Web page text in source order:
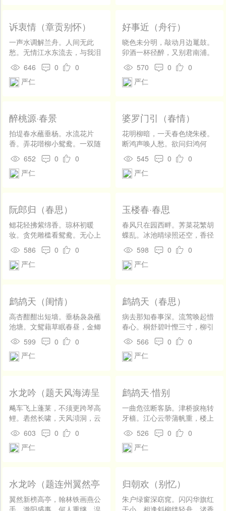
录
诉衷情（章贡别怀）
一声水调解兰舟。人间无此
愁。无情江水东流去，与我泪
争流。 人已远，更回头。苦凝
眸。断魂何处，梅花岸曲，小
小红楼。
646 0
0
严仁
好事近（舟行）
晓色未分明，敲动月边鼍鼓。
卯酒一杯径醉，又别君南浦。
春江如席照晴空，大舶夹双
橹。肠断斜阳渡口，正落红如
雨。
570 0
0
严仁
醉桃源·春景
拍堤春水蘸垂杨。水流花片
香。弄花喈柳小鸳鸯。一双随
一双。 帘半卷，露新妆。春衫
是柳黄。倚阑看处背斜阳。风
流暗断肠。
652 0
0
严仁
婆罗门引（春情）
花明柳暗，一天春色绕朱楼。
断鸿声唤人愁。欲问归鸿何
处，身世自悠悠。正东风留
滞，楚尾吴头。追思旧游。叹
双鬓、飒惊秋。可惜等间孤
蓬岛瀛洲。
545 0
0
严仁
阮郎归（春思）
鳃花轻拂紫绵香。琼杯初暖
妆。贪凭雕槛看鸳鸯。无心上
绣床。 风絮乱。恣轻狂。恼人
依旧忙。梦随残雨下高唐。悠
悠春梦长。
586 0
0
严仁
玉楼春·春思
春风只在园西畔。荠菜花繁胡
蝶乱。冰池晴绿照还空，香径
落红吹已断。 意长翻恨游丝
短。尽日相思罗带缓。宝奁明
月不欺人，明日归来君试看。
598 0
0
严仁
鹧鸪天（闺情）
高杏酣酣出短墙。垂杨袅袅蘸
池塘。文鸳藉草眠春昼，金鲫
吹波弄夕阳。 间倚镜，理明
妆。自翻银叶炷衙香。鸣鞭已
过青楼曲，不是刘郎定阮郎。
599 0
0
严仁
鹧鸪天（春思）
病去那知春事深。流莺唤起惜
春心。桐舒碧叶慳三寸，柳引
金丝可一寻。 怜绣阁，对云
岑。苦无多力懒登临。翠罗衫
底寒犹在，弱骨难支瘦不禁。
566 0
0
严仁
水龙吟（题天风海涛呈
潘料院）
飚车飞上蓬莱，不须更跨琴高
鲤。砉然长啸，天风澒洞，云
涛无际。我欲乘桴，从兹浮
海，约任公子。办虹竿千丈，
犗钩五十亲点对连鳌饵。 谁榜
人间世。更忆东山，哀筝一
曲，洒沾襟泪。到而今，幸有
高亭遗爱，寓甘棠意。
603 0
0
严仁
鹧鸪天·惜别
一曲危弦断客肠。津桥捩柂转
牙樯。江心云带蒲帆重，楼上
风吹粉泪香。 瑶草碧，柳芽
黄。载将离恨过潇湘。请君看
取东流水，方识人间别意长。
526 0
0
严仁
水龙吟（题连州翼然亭
呈欧守）
翼然新榜高亭，翰林铁画燕公
手。滁阳盛事，何人重继，湟
归朝欢（别忆）
朱户绿窗深窈窕。闪闪华旗红
干小。相逢斜柳绊轻舟，渚香